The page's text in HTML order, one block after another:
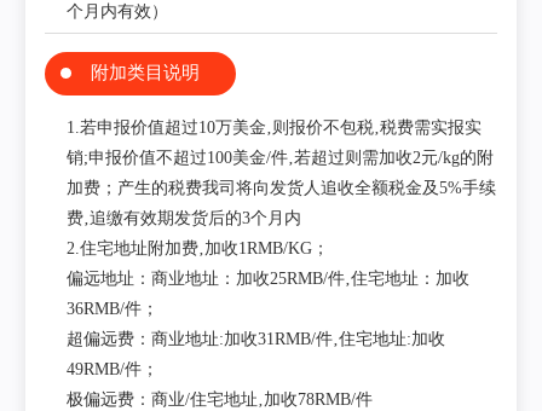
个月内有效）
附加类目说明
1.若申报价值超过10万美金‚则报价不包税‚税费需实报实
销;申报价值不超过100美金/件‚若超过则需加收2元/kg的附
加费；产生的税费我司将向发货人追收全额税金及5%手续
费‚追缴有效期发货后的3个月内
2.住宅地址附加费‚加收1RMB/KG；
偏远地址：商业地址：加收25RMB/件‚住宅地址：加收
36RMB/件；
超偏远费：商业地址:加收31RMB/件‚住宅地址:加收
49RMB/件；
极偏远费：商业/住宅地址‚加收78RMB/件